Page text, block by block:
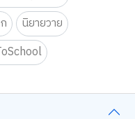
นิยายวาย